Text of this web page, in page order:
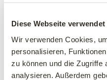
Diese Webseite
Wir verwenden Cookies,
personalisieren,
zu können und die Zugriffe
analysieren. Außerdem
Stiefmütterchen, weiß
3,89 €
3 Stück/Packung
9 cm Topf